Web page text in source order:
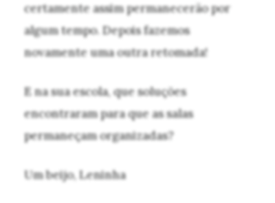
certamente assim permanecerão por
algum tempo. Depois fazemos
novamente uma outra retomada!
E na sua escola, que soluções
encontraram para que as salas
permaneçam organizadas?
Um beijo, Leninha